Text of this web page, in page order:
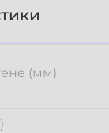
(мм)